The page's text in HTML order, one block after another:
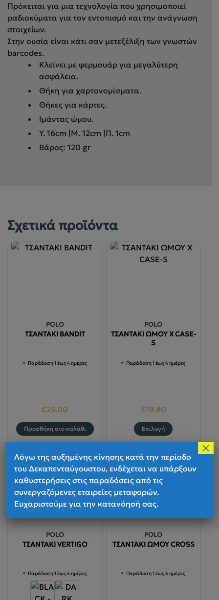
Πρόκειται για μια τεχνολογία που χρησιμοποιεί
ραδιοκύματα για τον εντοπισμό και την ανάγνωση
στοιχείων.
Στην ουσία είναι κάτι σαν μετεξέλιξη των γνωστών
barcodes.
Κλείνει με φερμουάρ για μεγαλύτερη
ασφάλεια.
Θήκη για χαρτονομίσματα.
Θήκες για κάρτες.
Ιμάντας ώμου.
Y. 16cm |Μ. 12cm |Π. 1cm
Βάρος: 120 gr
Σχετικά προϊόντα
POLO
ΤΣΑΝΤΑΚΙ BANDIT
Παράδοση 1 έως 4 ημέρες
€25.00
Προσθήκη στο καλάθι
POLO
ΤΣΑΝΤΑΚΙ ΩΜΟΥ X CASE-
S
Παράδοση 1 έως 4 ημέρες
€19.80
Επιλογή
Αυτό
έχει
πολλαπλές
μπορούν
επιλεγούν
του
POLO
ΤΣΑΝΤΑΚΙ VERTIGO
Παράδοση 1 έως 4 ημέρες
POLO
ΤΣΑΝΤΑΚΙ ΩΜΟΥ CROSS
Παράδοση 1 έως 4 ημέρες
Λόγω της αυξημένης κίνησης κατά την περίοδο
του Δεκαπενταύγουστου, ενδέχεται να υπάρξουν
καθυστερήσεις στις παραδόσεις από τις
συνεργαζόμενες εταιρείες μεταφορών.
Ευχαριστούμε για την κατανόησή σας.
×